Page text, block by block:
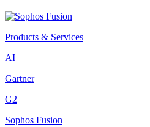
Products & Services
AI
Gartner
G2
Sophos Fusion